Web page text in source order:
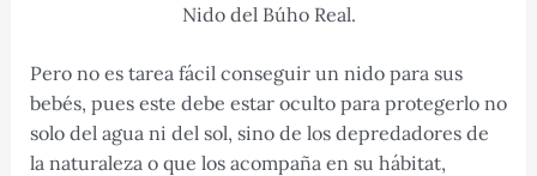
Nido del Búho Real.
Pero no es tarea fácil conseguir un nido para sus
bebés, pues este debe estar oculto para protegerlo no
solo del agua ni del sol, sino de los depredadores de
la naturaleza o que los acompaña en su hábitat,